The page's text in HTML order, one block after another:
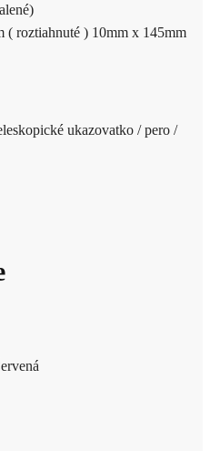
( roztiahnuté ) 10mm x 145mm
ukazovatko / pero /